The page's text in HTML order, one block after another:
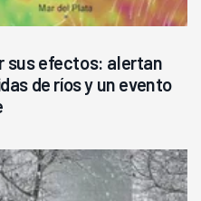
sus efectos: alertan
de ríos y un evento